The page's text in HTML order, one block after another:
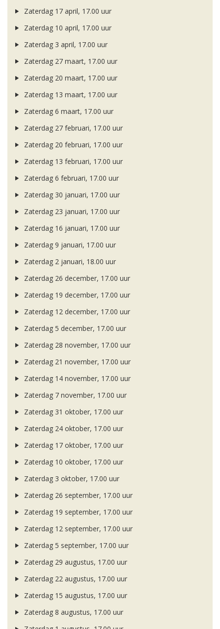
Zaterdag 17 april, 17.00 uur
Zaterdag 10 april, 17.00 uur
Zaterdag 3 april, 17.00 uur
Zaterdag 27 maart, 17.00 uur
Zaterdag 20 maart, 17.00 uur
Zaterdag 13 maart, 17.00 uur
Zaterdag 6 maart, 17.00 uur
Zaterdag 27 februari, 17.00 uur
Zaterdag 20 februari, 17.00 uur
Zaterdag 13 februari, 17.00 uur
Zaterdag 6 februari, 17.00 uur
Zaterdag 30 januari, 17.00 uur
Zaterdag 23 januari, 17.00 uur
Zaterdag 16 januari, 17.00 uur
Zaterdag 9 januari, 17.00 uur
Zaterdag 2 januari, 18.00 uur
Zaterdag 26 december, 17.00 uur
Zaterdag 19 december, 17.00 uur
Zaterdag 12 december, 17.00 uur
Zaterdag 5 december, 17.00 uur
Zaterdag 28 november, 17.00 uur
Zaterdag 21 november, 17.00 uur
Zaterdag 14 november, 17.00 uur
Zaterdag 7 november, 17.00 uur
Zaterdag 31 oktober, 17.00 uur
Zaterdag 24 oktober, 17.00 uur
Zaterdag 17 oktober, 17.00 uur
Zaterdag 10 oktober, 17.00 uur
Zaterdag 3 oktober, 17.00 uur
Zaterdag 26 september, 17.00 uur
Zaterdag 19 september, 17.00 uur
Zaterdag 12 september, 17.00 uur
Zaterdag 5 september, 17.00 uur
Zaterdag 29 augustus, 17.00 uur
Zaterdag 22 augustus, 17.00 uur
Zaterdag 15 augustus, 17.00 uur
Zaterdag 8 augustus, 17.00 uur